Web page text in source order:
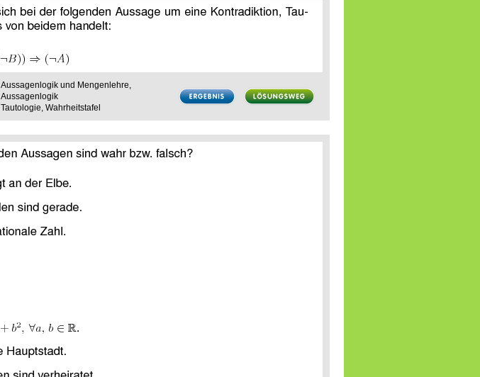
Aussagenlogik und Mengenlehre,
Aussagenlogik
Tautologie, Wahrheitstafel